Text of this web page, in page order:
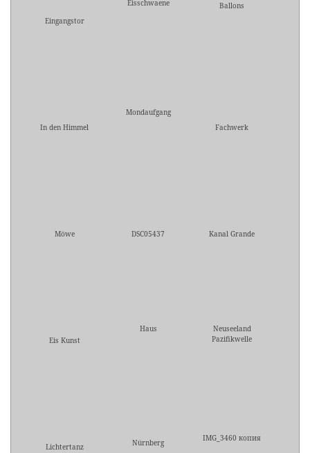
Eingangstor
Eisschwaene Ballons
In den Himmel
Mondaufgang
Fachwerk
Möwe DSC05437 Kanal Grande
Eis Kunst
Haus
Neuseeland
Pazifikwelle
Lichtertanz Nürnberg IMG_3460 копия